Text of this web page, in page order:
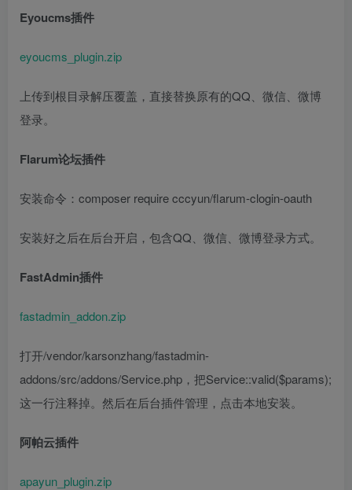
Eyoucms插件
eyoucms_plugin.zip
上传到根目录解压覆盖，直接替换原有的QQ、微信、微博
登录。
Flarum论坛插件
安装命令：composer require cccyun/flarum-clogin-oauth
安装好之后在后台开启，包含QQ、微信、微博登录方式。
FastAdmin插件
fastadmin_addon.zip
打开/vendor/karsonzhang/fastadmin-
addons/src/addons/Service.php，把Service::valid($params);
这一行注释掉。然后在后台插件管理，点击本地安装。
阿帕云插件
apayun_plugin.zip